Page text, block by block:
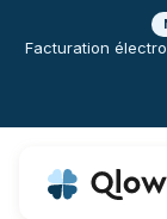
Facturation